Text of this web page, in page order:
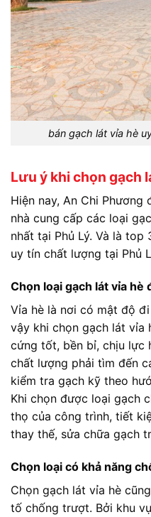
bán gạch lát vỉa hè
Lưu ý khi chọn gạch
Hiện nay, An Chi Phương
nhà cung cấp các loại
nhất tại Phủ Lý. Và là
uy tín chất lượng tại Phủ
Chọn loại gạch lát vỉa hè
Vỉa hè là nơi có mật độ
vậy khi chọn gạch lát vỉa
cứng tốt, bền bỉ, chịu lực
chất lượng phải tìm đến
kiểm tra gạch kỹ theo
Khi chọn được loại gạch
thọ của công trình, tiết
thay thế, sửa chữa gạch
Chọn loại có khả năng
Chọn gạch lát vỉa hè
tố chống trượt. Bởi khu